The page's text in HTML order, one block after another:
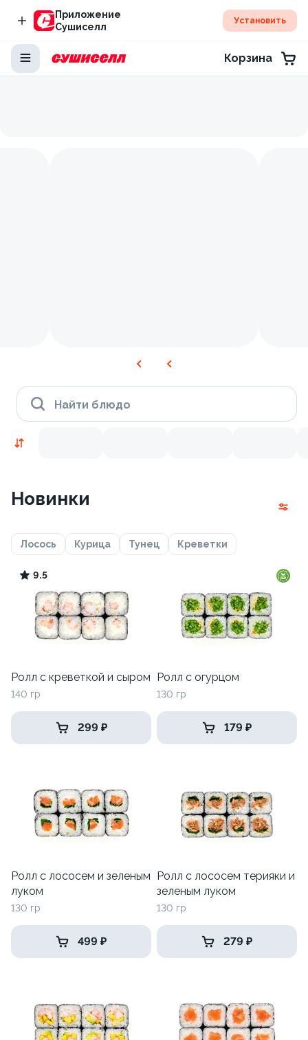
Приложение
Сушиселл
Установить
Корзина
Найти блюдо
Новинки
Лосось Курица Тунец Креветки
9.5
Ролл с креветкой и сыром
140 гр
299 ₽
Ролл с огурцом
130 гр
179 ₽
Ролл с лососем и зеленым
луком
130 гр
499 ₽
Ролл с лососем терияки и
зеленым луком
130 гр
279 ₽